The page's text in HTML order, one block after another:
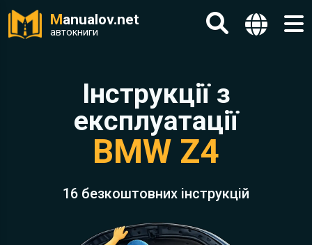
Manualov.net
автокниги
Інструкції з
експлуатації
BMW Z4
16 безкоштовних інструкцій